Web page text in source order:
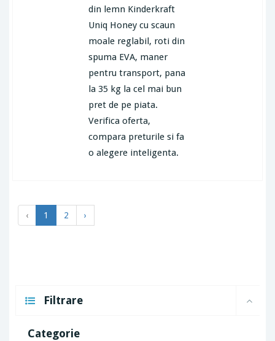
din lemn Kinderkraft
Uniq Honey cu scaun
moale reglabil, roti din
spuma EVA, maner
pentru transport, pana
la 35 kg la cel mai bun
pret de pe piata.
Verifica oferta,
compara preturile si fa
o alegere inteligenta.
‹ 1 2 ›
Filtrare
Categorie